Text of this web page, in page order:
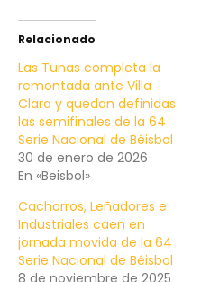
Relacionado
Las Tunas completa la
remontada ante Villa
Clara y quedan definidas
las semifinales de la 64
Serie Nacional de Béisbol
30 de enero de 2026
En «Beisbol»
Cachorros, Leñadores e
Industriales caen en
jornada movida de la 64
Serie Nacional de Béisbol